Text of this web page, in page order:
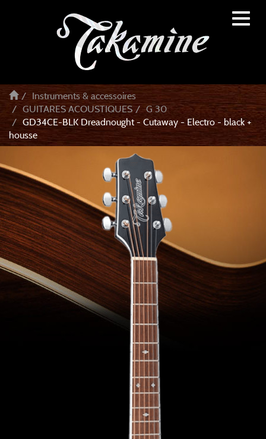
Instruments & accessoires
GUITARES ACOUSTIQUES
G 30
GD34CE-BLK Dreadnought - Cutaway - Electro - black +
housse